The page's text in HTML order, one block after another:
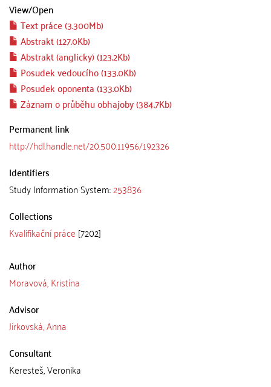
View/Open
Text práce (3.300Mb)
Abstrakt (127.0Kb)
Abstrakt (anglicky) (123.2Kb)
Posudek vedoucího (133.0Kb)
Posudek oponenta (133.0Kb)
Záznam o průběhu obhajoby (384.7Kb)
Permanent link
http://hdl.handle.net/20.500.11956/192326
Identifiers
Study Information System:253836
Collections
Kvalifikační práce [7202]
Author
Moravová, Kristína
Advisor
Jirkovská, Anna
Consultant
Keresteš, Veronika